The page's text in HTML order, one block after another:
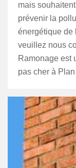
mais
prévenir la
énergétique de
veuillez nous
Ramonage est
pas cher à